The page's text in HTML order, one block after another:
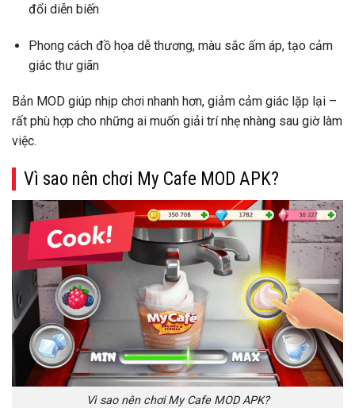
đổi diễn biến
Phong cách đồ họa dễ thương, màu sắc ấm áp, tạo cảm
giác thư giãn
Bản MOD giúp nhịp chơi nhanh hơn, giảm cảm giác lặp lại –
rất phù hợp cho những ai muốn giải trí nhẹ nhàng sau giờ làm
việc.
Vì sao nên chơi My Cafe MOD APK?
Vì sao nên chơi My Cafe MOD APK?